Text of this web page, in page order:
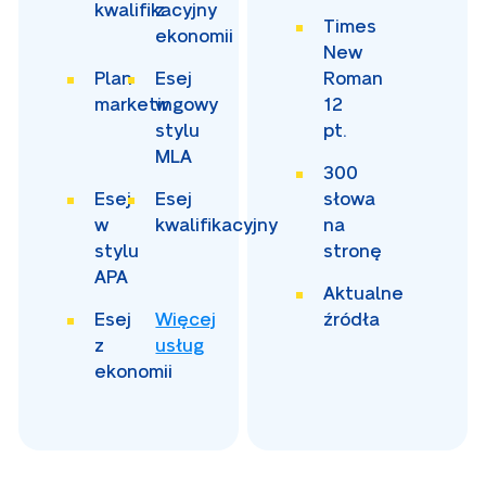
kwalifikacyjny
z
ekonomii
Plan
marketingowy
Esej
w
stylu
MLA
Esej
w
stylu
APA
Esej
kwalifikacyjny
Esej
z
ekonomii
Więcej
usług
Times
New
Roman
12
pt.
300
słowa
na
stronę
Aktualne
źródła